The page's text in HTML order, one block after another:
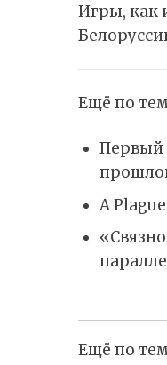
Игры, как
Ещё по
Первый
A
Ещё по